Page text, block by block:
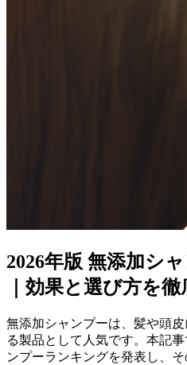
2026年版 無添加シ
｜効果と選び方を
無添加シャンプーは、髪や頭
る製品として人気です。本記
ンプーランキングを発表し、